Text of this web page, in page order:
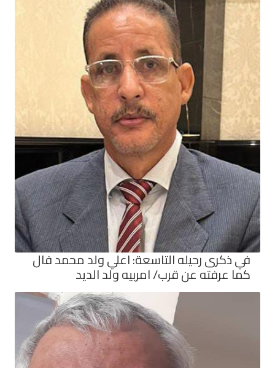
في ذكرى رحيله التاسعة: اعلي ولد محمد فال
كما عرفته عن قرب/ امربيه ولد الديد